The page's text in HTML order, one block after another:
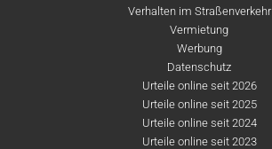
Verhalten im Straßenverkehr
Vermietung
Werbung
Datenschutz
Urteile online seit 2026
Urteile online seit 2025
Urteile online seit 2024
Urteile online seit 2023